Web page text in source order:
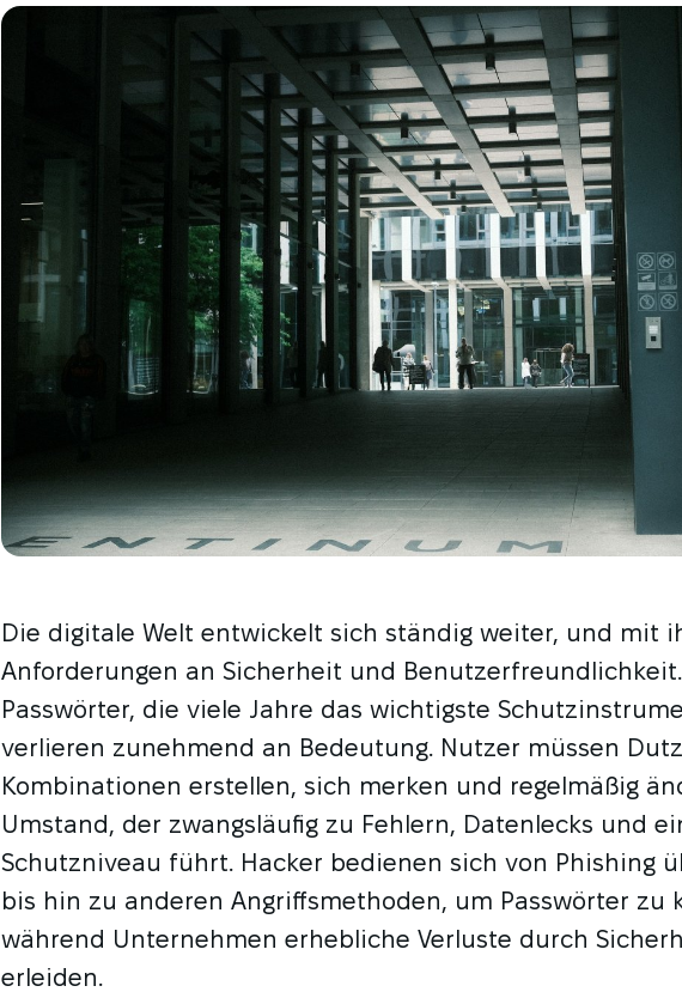
Die digitale Welt entwickelt sich ständig weiter, und mit
Anforderungen an Sicherheit und
Passwörter, die viele Jahre das wichtigste
verlieren zunehmend an Bedeutung. Nutzer müssen
Kombinationen erstellen, sich merken und regelmäßig
Umstand, der zwangsläufig zu Fehlern, Datenlecks und
Schutzniveau führt. Hacker bedienen sich von Phishing
bis hin zu anderen Angriffsmethoden, um Passwörter zu
während Unternehmen erhebliche Verluste durch
erleiden.